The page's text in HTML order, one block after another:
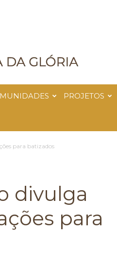
PROJETOS
para batizados
divulga
para